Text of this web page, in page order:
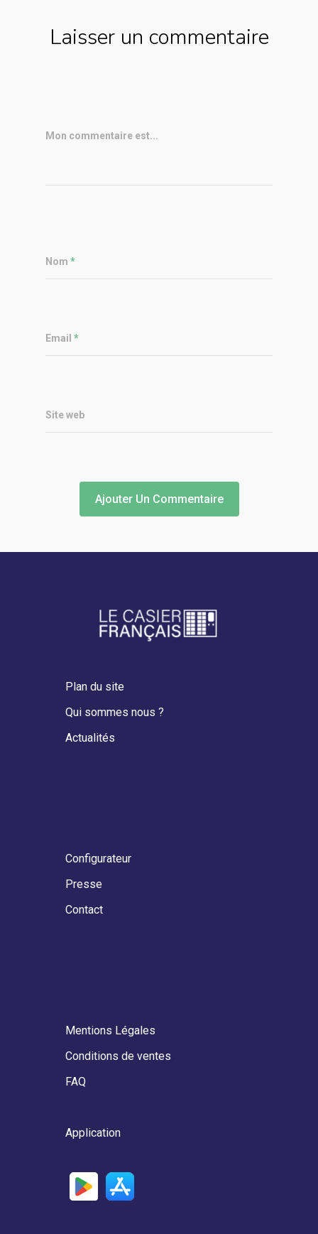
Laisser un commentaire
Mon commentaire est...
Nom *
Email *
Site web
Plan du site
Qui sommes nous ?
Actualités
Configurateur
Presse
Contact
Mentions Légales
Conditions de ventes
FAQ
Application